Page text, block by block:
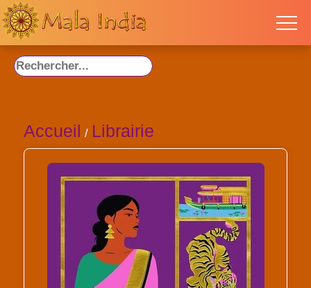
Accueil / Librairie